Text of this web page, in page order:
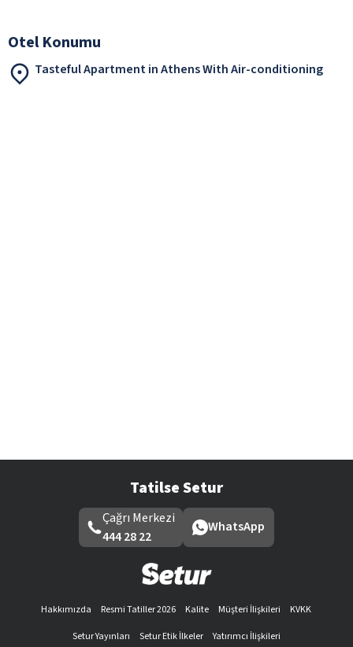
Otel Konumu
Tasteful Apartment in Athens With Air-conditioning
Tatilse Setur
Çağrı Merkezi
444 28 22
WhatsApp
Hakkımızda Resmi Tatiller 2026 Kalite Müşteri İlişkileri
KVKK
Setur Yayınları
Setur Etik İlkeler
Yatırımcı İlişkileri